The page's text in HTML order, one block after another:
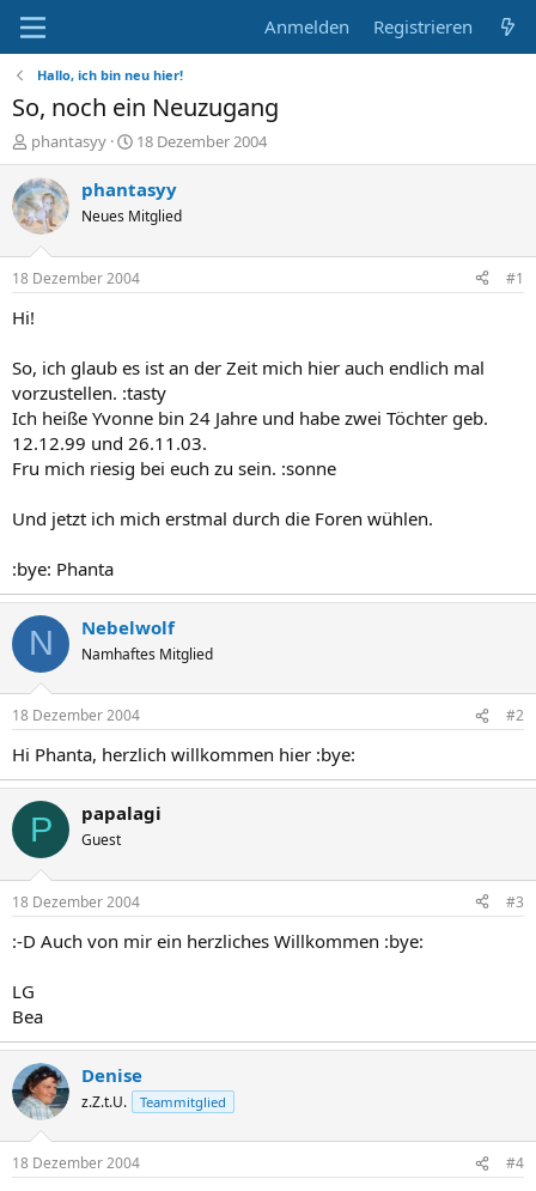
Anmelden Registrieren
Hallo, ich bin neu hier!
So, noch ein Neuzugang
E
r
s
t
e
e
r
phantasyy
E
r
s
e
l
t
18 Dezember 2004
phantasyy
Neues Mitglied
18 Dezember 2004 #1
Hi!
So, ich glaub es ist an der Zeit mich hier auch endlich mal
vorzustellen. :tasty
Ich heiße Yvonne bin 24 Jahre und habe zwei Töchter geb.
12.12.99 und 26.11.03.
Fru mich riesig bei euch zu sein. :sonne
Und jetzt ich mich erstmal durch die Foren wühlen.
:bye: Phanta
N Nebelwolf
Namhaftes Mitglied
18 Dezember 2004 #2
Hi Phanta, herzlich willkommen hier :bye:
P papalagi
Guest
18 Dezember 2004 #3
:-D Auch von mir ein herzliches Willkommen :bye:
LG
Bea
Denise
z.Z.t.U. Teammitglied
18 Dezember 2004 #4